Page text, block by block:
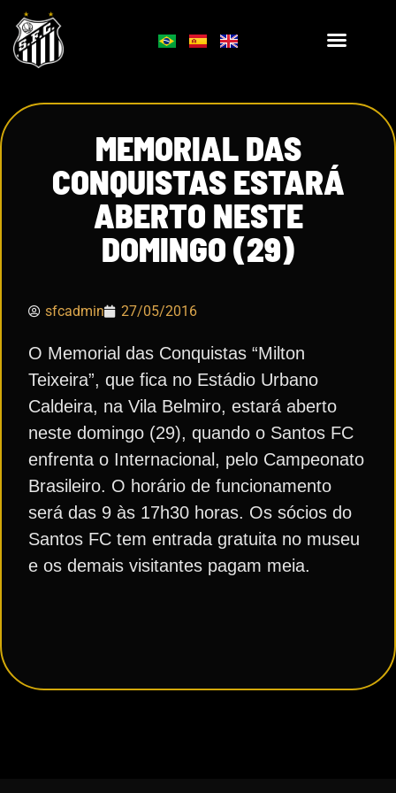
MEMORIAL DAS
CONQUISTAS ESTARÁ
ABERTO NESTE
DOMINGO (29)
sfcadmin 27/05/2016
O Memorial das Conquistas “Milton
Teixeira”, que fica no Estádio Urbano
Caldeira, na Vila Belmiro, estará aberto
neste domingo (29), quando o Santos FC
enfrenta o Internacional, pelo Campeonato
Brasileiro. O horário de funcionamento
será das 9 às 17h30 horas. Os sócios do
Santos FC tem entrada gratuita no museu
e os demais visitantes pagam meia.